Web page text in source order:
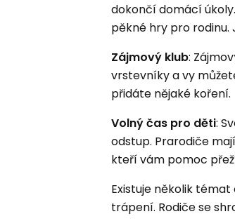
dokončí domácí
pěkné hry pro rodinu.
Zájmový klub:
vrstevníky a vy
přidáte nějaké koření.
Volný čas pro děti:
odstup. Prarodiče
kteří vám pomoc
Existuje několik
trápení. Rodiče se